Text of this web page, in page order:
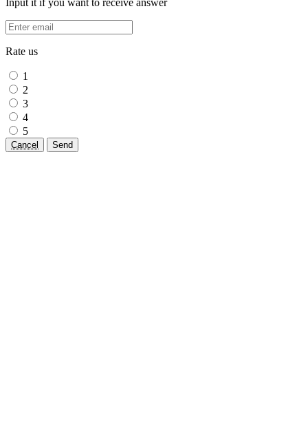
Input it if you want to receive answer
Rate us
1
2
3
4
5
Cancel Send